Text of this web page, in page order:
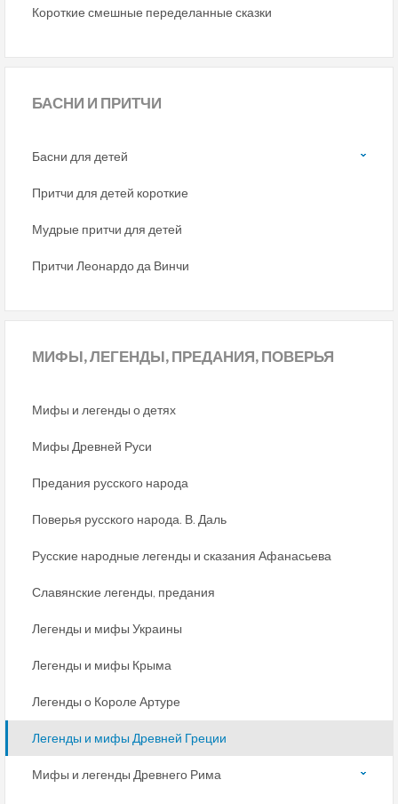
Короткие смешные переделанные сказки
БАСНИ И ПРИТЧИ
Басни для детей
Притчи для детей короткие
Мудрые притчи для детей
Притчи Леонардо да Винчи
МИФЫ,ЛЕГЕНДЫ, ПРЕДАНИЯ, ПОВЕРЬЯ
Мифы и легенды о детях
Мифы Древней Руси
Предания русского народа
Поверья русского народа. В. Даль
Русские народные легенды и сказания Афанасьева
Славянские легенды, предания
Легенды и мифы Украины
Легенды и мифы Крыма
Легенды о Короле Артуре
Легенды и мифы Древней Греции
Мифы и легенды Древнего Рима